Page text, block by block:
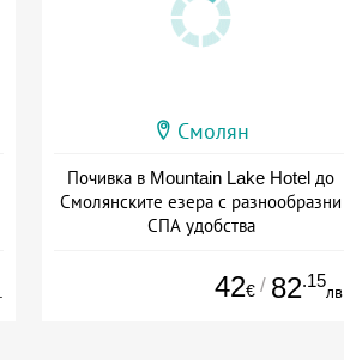
Смолян
Почивка в Mountain Lake Hotel до
Смолянските езера с разнообразни
СПА удобства
42€ / 82.15
лв.